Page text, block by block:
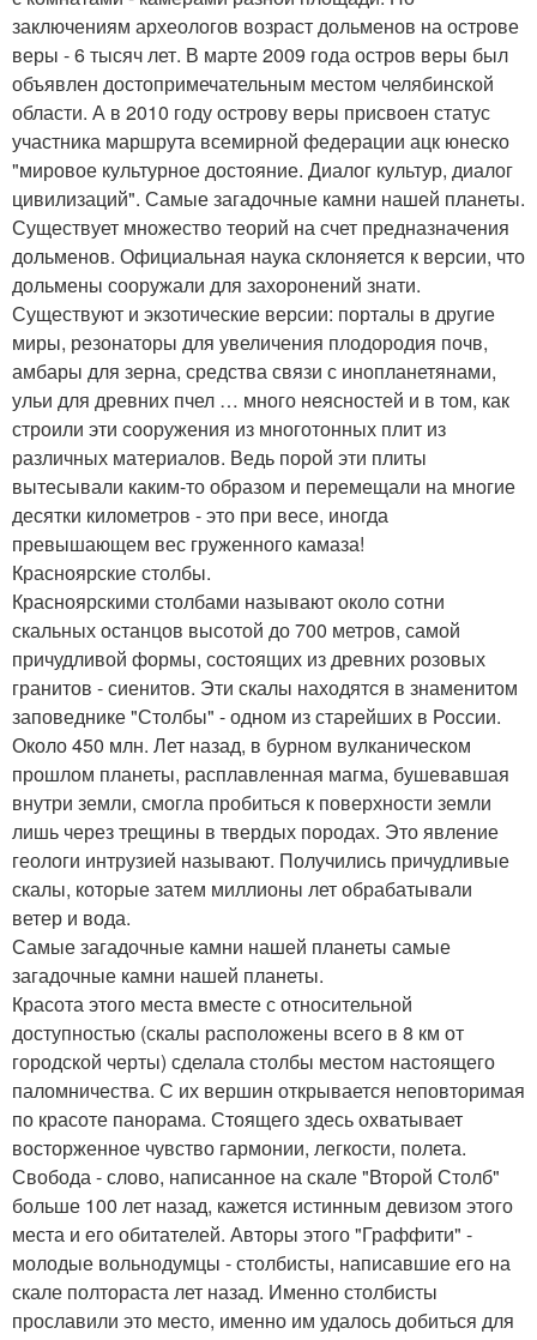
заключениям археологов возраст дольменов на острове
веры - 6 тысяч лет. В марте 2009 года остров веры был
объявлен достопримечательным местом челябинской
области. А в 2010 году острову веры присвоен статус
участника маршрута всемирной федерации ацк юнеско
"мировое культурное достояние. Диалог культур, диалог
цивилизаций". Самые загадочные камни нашей планеты.
Существует множество теорий на счет предназначения
дольменов. Официальная наука склоняется к версии, что
дольмены сооружали для захоронений знати.
Существуют и экзотические версии: порталы в другие
миры, резонаторы для увеличения плодородия почв,
амбары для зерна, средства связи с инопланетянами,
ульи для древних пчел … много неясностей и в том, как
строили эти сооружения из многотонных плит из
различных материалов. Ведь порой эти плиты
вытесывали каким-то образом и перемещали на многие
десятки километров - это при весе, иногда
превышающем вес груженного камаза!
Красноярские столбы.
Красноярскими столбами называют около сотни
скальных останцов высотой до 700 метров, самой
причудливой формы, состоящих из древних розовых
гранитов - сиенитов. Эти скалы находятся в знаменитом
заповеднике "Столбы" - одном из старейших в России.
Около 450 млн. Лет назад, в бурном вулканическом
прошлом планеты, расплавленная магма, бушевавшая
внутри земли, смогла пробиться к поверхности земли
лишь через трещины в твердых породах. Это явление
геологи интрузией называют. Получились причудливые
скалы, которые затем миллионы лет обрабатывали
ветер и вода.
Самые загадочные камни нашей планеты самые
загадочные камни нашей планеты.
Красота этого места вместе с относительной
доступностью (скалы расположены всего в 8 км от
городской черты) сделала столбы местом настоящего
паломничества. С их вершин открывается неповторимая
по красоте панорама. Стоящего здесь охватывает
восторженное чувство гармонии, легкости, полета.
Свобода - слово, написанное на скале "Второй Столб"
больше 100 лет назад, кажется истинным девизом этого
места и его обитателей. Авторы этого "Граффити" -
молодые вольнодумцы - столбисты, написавшие его на
скале полтораста лет назад. Именно столбисты
прославили это место, именно им удалось добиться для